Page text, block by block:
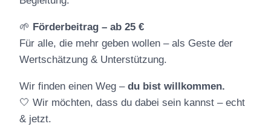
🌱 Förderbeitrag – ab 25 €
Für alle, die mehr geben wollen – als Geste der
Wertschätzung & Unterstützung.
Wir finden einen Weg – du bist willkommen.
🤍 Wir möchten, dass du dabei sein kannst – echt
& jetzt.